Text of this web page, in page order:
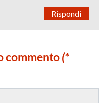
Rispondi
commento(*